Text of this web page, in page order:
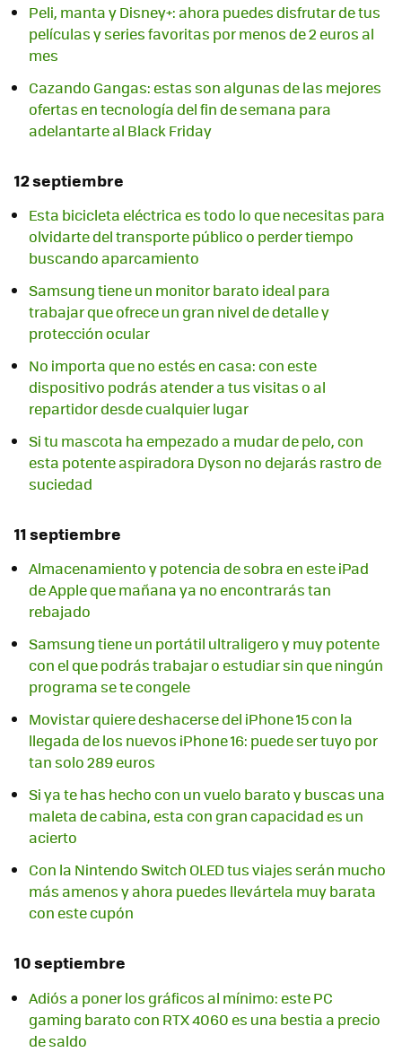
Peli, manta y Disney+: ahora puedes disfrutar de tus
películas y series favoritas por menos de 2 euros al
mes
Cazando Gangas: estas son algunas de las mejores
ofertas en tecnología del fin de semana para
adelantarte al Black Friday
12 septiembre
Esta bicicleta eléctrica es todo lo que necesitas para
olvidarte del transporte público o perder tiempo
buscando aparcamiento
Samsung tiene un monitor barato ideal para
trabajar que ofrece un gran nivel de detalle y
protección ocular
No importa que no estés en casa: con este
dispositivo podrás atender a tus visitas o al
repartidor desde cualquier lugar
Si tu mascota ha empezado a mudar de pelo, con
esta potente aspiradora Dyson no dejarás rastro de
suciedad
11 septiembre
Almacenamiento y potencia de sobra en este iPad
de Apple que mañana ya no encontrarás tan
rebajado
Samsung tiene un portátil ultraligero y muy potente
con el que podrás trabajar o estudiar sin que ningún
programa se te congele
Movistar quiere deshacerse del iPhone 15 con la
llegada de los nuevos iPhone 16: puede ser tuyo por
tan solo 289 euros
Si ya te has hecho con un vuelo barato y buscas una
maleta de cabina, esta con gran capacidad es un
acierto
Con la Nintendo Switch OLED tus viajes serán mucho
más amenos y ahora puedes llevártela muy barata
con este cupón
10 septiembre
Adiós a poner los gráficos al mínimo: este PC
gaming barato con RTX 4060 es una bestia a precio
de saldo